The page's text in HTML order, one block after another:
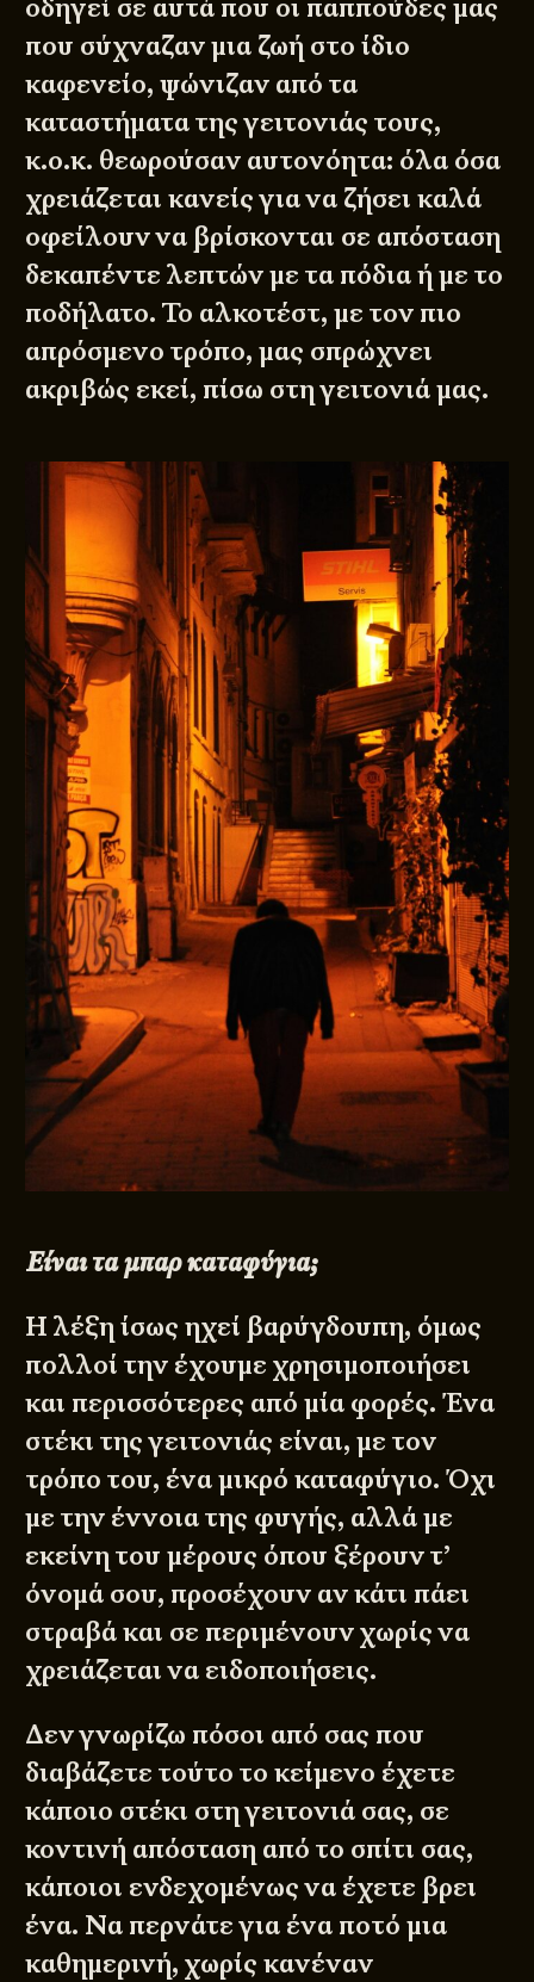
οδηγεί σε αυτά που οι παππούδες μας
που σύχναζαν μια ζωή στο ίδιο
καφενείο, ψώνιζαν από τα
καταστήματα της γειτονιάς τους,
κ.ο.κ. θεωρούσαν αυτονόητα: όλα όσα
χρειάζεται κανείς για να ζήσει καλά
οφείλουν να βρίσκονται σε απόσταση
δεκαπέντε λεπτών με τα πόδια ή με το
ποδήλατο. Το αλκοτέστ, με τον πιο
απρόσμενο τρόπο, μας σπρώχνει
ακριβώς εκεί, πίσω στη γειτονιά μας.
Είναι τα μπαρ καταφύγια;
Η λέξη ίσως ηχεί βαρύγδουπη, όμως
πολλοί την έχουμε χρησιμοποιήσει
και περισσότερες από μία φορές. Ένα
στέκι της γειτονιάς είναι, με τον
τρόπο του, ένα μικρό καταφύγιο. Όχι
με την έννοια της φυγής, αλλά με
εκείνη του μέρους όπου ξέρουν τ’
όνομά σου, προσέχουν αν κάτι πάει
στραβά και σε περιμένουν χωρίς να
χρειάζεται να ειδοποιήσεις.
Δεν γνωρίζω πόσοι από σας που
διαβάζετε τούτο το κείμενο έχετε
κάποιο στέκι στη γειτονιά σας, σε
κοντινή απόσταση από το σπίτι σας,
κάποιοι ενδεχομένως να έχετε βρει
ένα. Να περνάτε για ένα ποτό μια
καθημερινή, χωρίς κανέναν